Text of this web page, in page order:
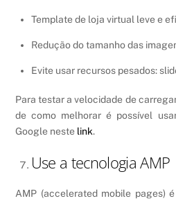
Template de loja virtual leve e
Redução do tamanho das
Evite usar recursos pesados:
Para testar a velocidade de
de como melhorar é possível
Google neste link.
Use a tecnologia AMP
AMP (accelerated mobile pages)